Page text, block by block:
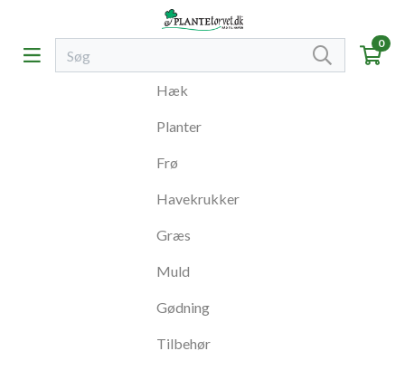
0
Hæk
Planter
Frø
Havekrukker
Græs
Muld
Gødning
Tilbehør